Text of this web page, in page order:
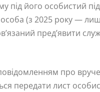
під його особистий
(з 2025 року —
пред’явити
про
передати лист